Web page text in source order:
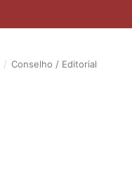
/ Conselho / Editorial